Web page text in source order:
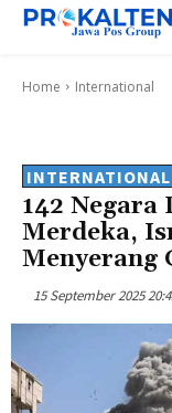
Home International
INTERNATIONAL
142 Negara
Merdeka,
Menyerang
15 September 2025